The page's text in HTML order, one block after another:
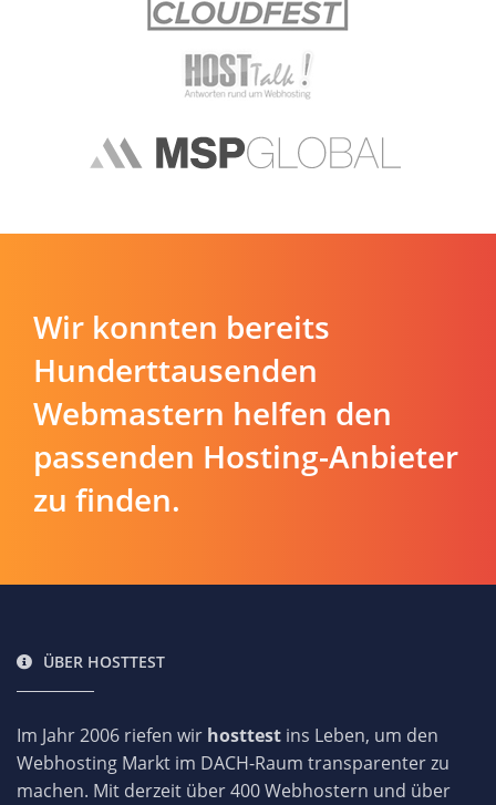
Wir konnten bereits
Hunderttausenden
Webmastern helfen den
passenden Hosting-Anbieter
zu finden.
ÜBER HOSTTEST
Im Jahr 2006 riefen wir hosttest ins Leben, um den
Webhosting Markt im DACH-Raum transparenter zu
machen. Mit derzeit über 400 Webhostern und über